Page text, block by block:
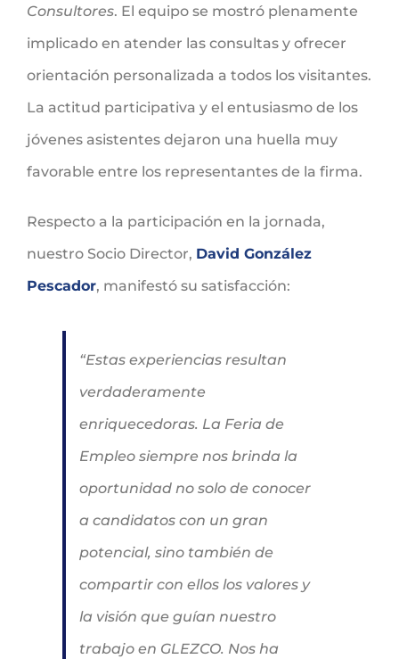
Consultores. El equipo se mostró plenamente
implicado en atender las consultas y ofrecer
orientación personalizada a todos los visitantes.
La actitud participativa y el entusiasmo de los
jóvenes asistentes dejaron una huella muy
favorable entre los representantes de la firma.
Respecto a la participación en la jornada,
nuestro Socio Director, David González
Pescador, manifestó su satisfacción:
“Estas experiencias resultan
verdaderamente
enriquecedoras. La Feria de
Empleo siempre nos brinda la
oportunidad no solo de conocer
a candidatos con un gran
potencial, sino también de
compartir con ellos los valores y
la visión que guían nuestro
trabajo en GLEZCO. Nos ha